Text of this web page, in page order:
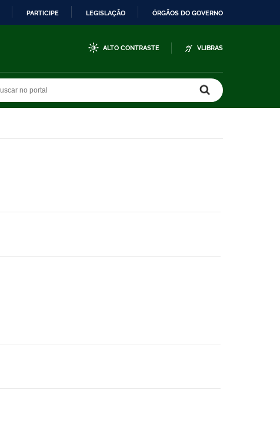
PARTICIPE LEGISLAÇÃO ÓRGÃOS DO GOVERNO
ALTO CONTRASTE VLIBRAS